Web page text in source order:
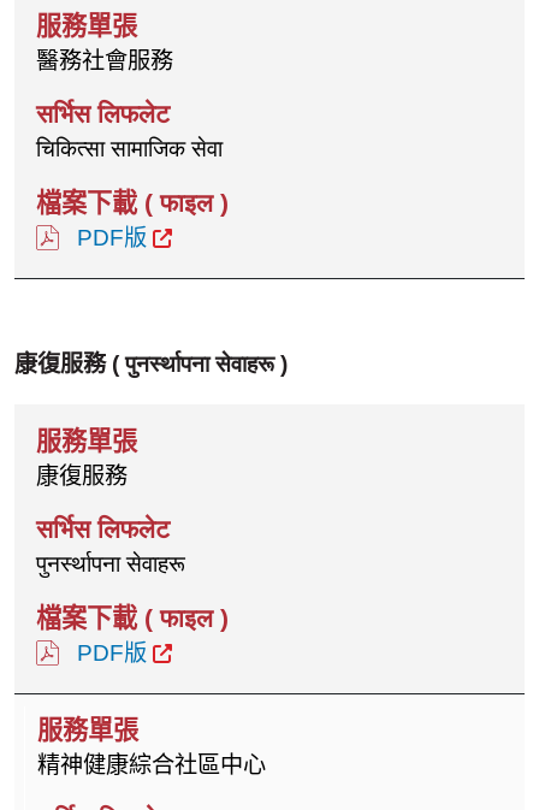
醫務社會服務
चिकित्सा सामाजिक सेवा
PDF版
康復服務 (पुनर्स्थापना सेवाहरू)
康復服務
पुनर्स्थापना सेवाहरू
PDF版
精神健康綜合社區中心